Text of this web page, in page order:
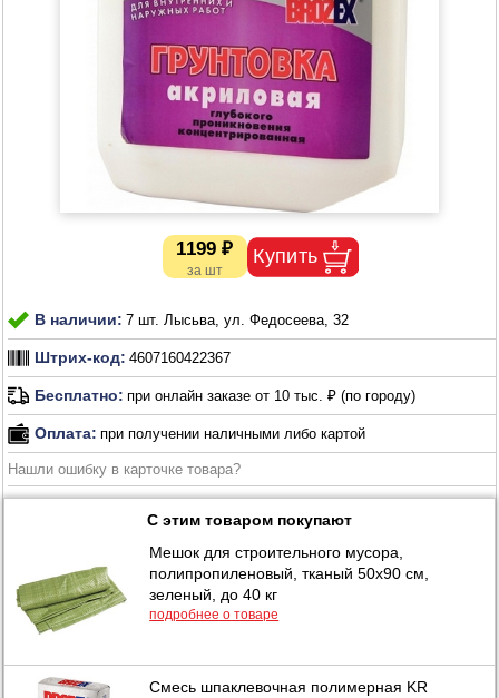
1199 ₽
В наличии: 7 шт. Лысьва, ул. Федосеева, 32
Штрих-код: 4607160422367
Бесплатно: при онлайн заказе от 10 тыс. ₽ (по городу)
Оплата: при получении наличными либо картой
Нашли ошибку в карточке товара?
С этим товаром покупают
Мешок для строительного мусора,
полипропиленовый, тканый 50х90 см,
зеленый, до 40 кг
подробнее о товаре
Смесь шпаклевочная полимерная KR